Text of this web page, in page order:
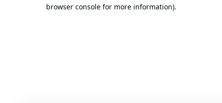
browser console for more information).